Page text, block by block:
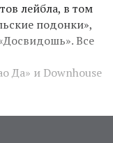
лейбла, в том
подонки»,
Все
Да» и Downhouse